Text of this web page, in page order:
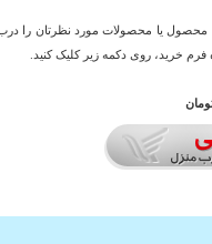
یا محصولات مورد نظرتان را
خرید، روی دکمه زیر کلیک کنید.